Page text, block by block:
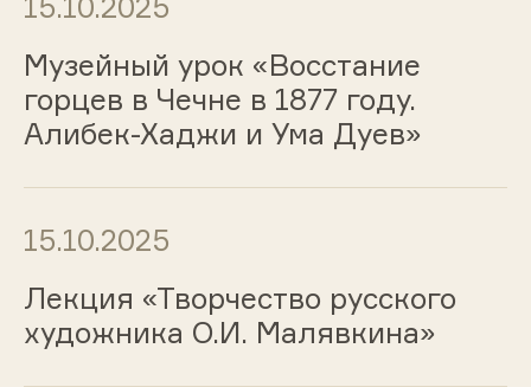
15.10.2025
Музейный урок «Восстание
горцев в Чечне в 1877 году.
Алибек-Хаджи и Ума Дуев»
15.10.2025
Лекция «Творчество русского
художника О.И. Малявкина»